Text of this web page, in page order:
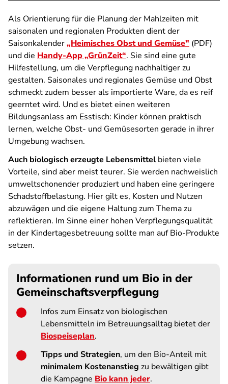
Als Orientierung für die Planung der Mahlzeiten mit
saisonalen und regionalen Produkten dient der
Saisonkalender„Heimisches Obst und Gemüse" (PDF)
und die Handy-App „GrünZeit“. Sie sind eine gute
Hilfestellung, um die Verpflegung nachhaltiger zu
gestalten. Saisonales und regionales Gemüse und Obst
schmeckt zudem besser als importierte Ware, da es reif
geerntet wird. Und es bietet einen weiteren
Bildungsanlass am Esstisch: Kinder können praktisch
lernen, welche Obst- und Gemüsesorten gerade in ihrer
Umgebung wachsen.
Auch biologisch erzeugte Lebensmittel bieten viele
Vorteile, sind aber meist teurer. Sie werden nachweislich
umweltschonender produziert und haben eine geringere
Schadstoffbelastung. Hier gilt es, Kosten und Nutzen
abzuwägen und die eigene Haltung zum Thema zu
reflektieren. Im Sinne einer hohen Verpflegungsqualität
in der Kindertagesbetreuung sollte man auf Bio-Produkte
setzen.
Informationen rund um Bio in der
Gemeinschaftsverpflegung
Infos zum Einsatz von biologischen
Lebensmitteln im Betreuungsalltag bietet der
Biospeiseplan.
Tipps und Strategien, um den Bio-Anteil mit
minimalem Kostenanstieg zu bewältigen gibt
die Kampagne Bio kann jeder.